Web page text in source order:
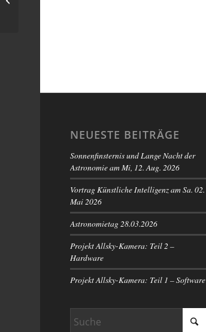
NEUESTE BEITRÄGE
Sonnenfinsternis und Lange Nacht der
Astronomie am Mi, 12. Aug. 2026
Vortrag Künstliche Intelligenz am Sa. 02.
Mai 2026
Astronomietag 28.03.2026
Projekt Allsky-Kamera: Teil 2 –
Hardware
Projekt Allsky-Kamera: Teil 1 – Software